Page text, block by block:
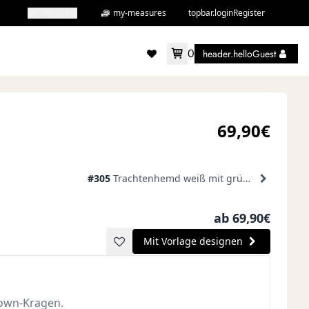
my-measures topbar.loginRegister
accountMenu.wishlist
0 header.helloGuest
69,90€
#305 Trachtenhemd weiß mit grünem Karo
ab 69,90€
Mit Vorlage designen
Kragen.